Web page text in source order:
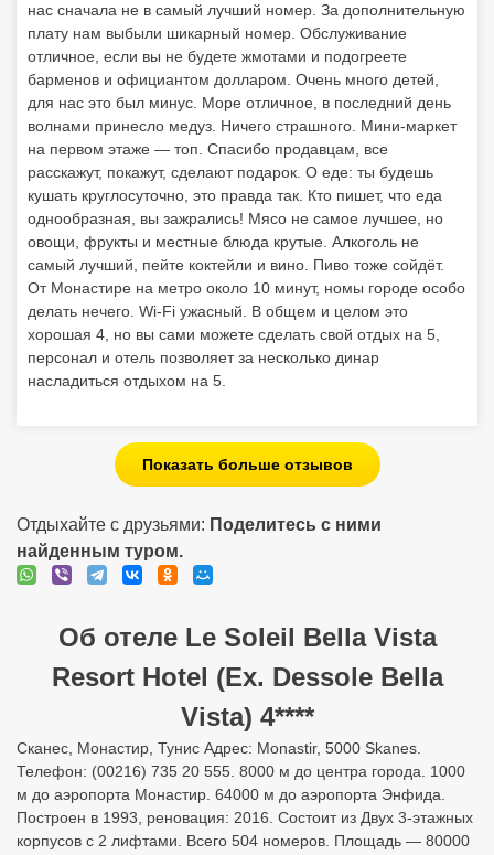
нас сначала не в самый лучший номер. За дополнительную
плату нам выбыли шикарный номер. Обслуживание
отличное, если вы не будете жмотами и подогреете
барменов и официантом долларом. Очень много детей,
для нас это был минус. Море отличное, в последний день
волнами принесло медуз. Ничего страшного. Мини-маркет
на первом этаже — топ. Спасибо продавцам, все
расскажут, покажут, сделают подарок. О еде: ты будешь
кушать круглосуточно, это правда так. Кто пишет, что еда
однообразная, вы зажрались! Мясо не самое лучшее, но
овощи, фрукты и местные блюда крутые. Алкоголь не
самый лучший, пейте коктейли и вино. Пиво тоже сойдёт.
От Монастире на метро около 10 минут, номы городе особо
делать нечего. Wi-Fi ужасный. В общем и целом это
хорошая 4, но вы сами можете сделать свой отдых на 5,
персонал и отель позволяет за несколько динар
насладиться отдыхом на 5.
Показать больше отзывов
Отдыхайте с друзьями: Поделитесь с ними
найденным туром.
Об отеле Le Soleil Bella Vista
Resort Hotel (Ex. Dessole Bella
Vista) 4****
Сканес, Монастир, Тунис Адрес: Monastir, 5000 Skanes.
Телефон: (00216) 735 20 555. 8000 м до центра города. 1000
м до аэропорта Монастир. 64000 м до аэропорта Энфида.
Построен в 1993, реновация: 2016. Состоит из Двух 3-этажных
корпусов с 2 лифтами. Всего 504 номеров. Площадь — 80000